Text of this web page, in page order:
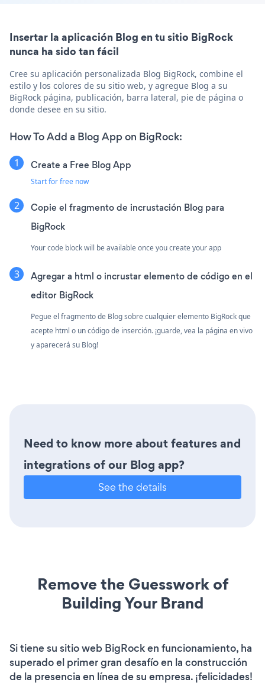
Insertar la aplicación Blog en tu sitio BigRock
nunca ha sido tan fácil
Cree su aplicación personalizada Blog BigRock, combine el
estilo y los colores de su sitio web, y agregue Blog a su
BigRock página, publicación, barra lateral, pie de página o
donde desee en su sitio.
How To Add a Blog App on BigRock:
Create a Free Blog App
Start for free now
Copie el fragmento de incrustación Blog para
BigRock
Your code block will be available once you create your app
Agregar a html o incrustar elemento de código en el
editor BigRock
Pegue el fragmento de Blog sobre cualquier elemento BigRock que
acepte html o un código de inserción. ¡guarde, vea la página en vivo
y aparecerá su Blog!
Need to know more about features and
integrations of our Blog app?
See the details
Remove the Guesswork of
Building Your Brand
Si tiene su sitio web BigRock en funcionamiento, ha
superado el primer gran desafío en la construcción
de la presencia en línea de su empresa. ¡felicidades!